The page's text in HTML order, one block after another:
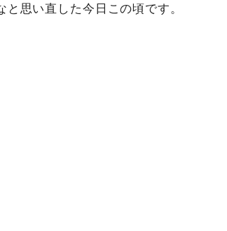
思い直した今日この頃です。